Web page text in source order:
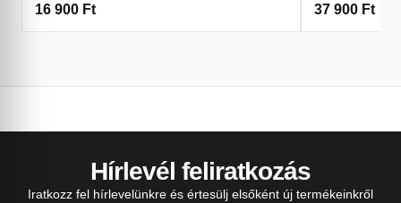
16 900 Ft 37 900 Ft
Hírlevél feliratkozás
Iratkozz fel hírlevelünkre és értesülj elsőként új termékeinkről